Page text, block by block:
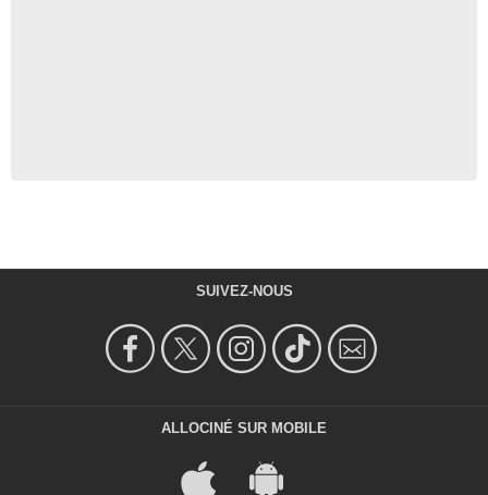
SUIVEZ-NOUS
ALLOCINÉ SUR MOBILE